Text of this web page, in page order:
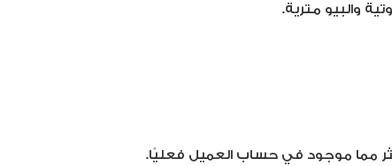
والبيو مترية.
مما موجود في حساب العميل فعليًا.